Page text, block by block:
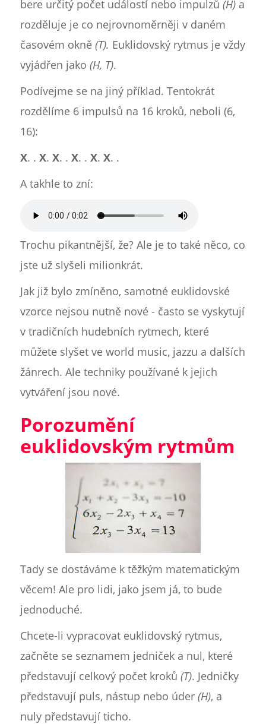
bere určitý počet událostí nebo impulzů (H)a
rozděluje je co nejrovnoměrněji v daném
časovém okně (T). Euklidovský rytmus je vždy
vyjádřen jako (H, T).
Podívejme se na jiný příklad. Tentokrát
rozdělíme 6 impulsů na 16 kroků, neboli (6,
16):
X. . X. X. . X. . X. X. .
A takhle to zní:
Trochu pikantnější, že? Ale je to také něco, co
jste už slyšeli milionkrát.
Jak již bylo zmíněno, samotné euklidovské
vzorce nejsou nutně nové - často se vyskytují
v tradičních hudebních rytmech, které
můžete slyšet ve world music, jazzu a dalších
žánrech. Ale techniky používané k jejich
vytváření jsou nové.
Porozumění
euklidovským rytmům
Tady se dostáváme k těžkým matematickým
věcem! Ale pro lidi, jako jsem já, to bude
jednoduché.
Chcete-li vypracovat euklidovský rytmus,
začněte se seznamem jedniček a nul, které
představují celkový počet kroků (T). Jedničky
představují puls, nástup nebo úder (H), a
nuly představují ticho.